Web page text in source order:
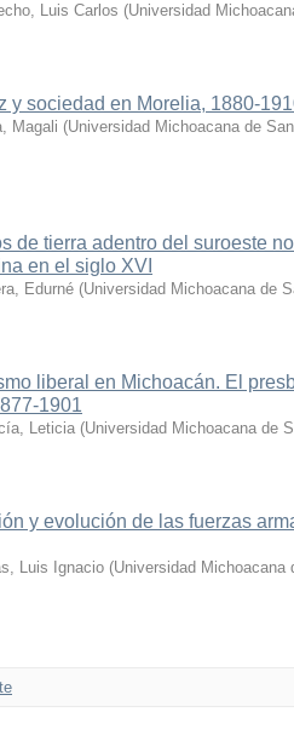
Luis Carlos (Universidad
y sociedad en Morelia, 1880-
Magali (Universidad Michoacana de
de tierra adentro del suroeste
en el siglo XVI
Edurné (Universidad Michoacana de
liberal en Michoacán. El
1901
Leticia (Universidad Michoacana de
y evolución de las fuerzas
Luis Ignacio (Universidad Michoacana